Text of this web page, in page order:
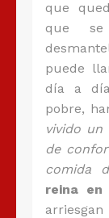
que
que
puede
día a
pobre,
vivido un
de
comida
reina